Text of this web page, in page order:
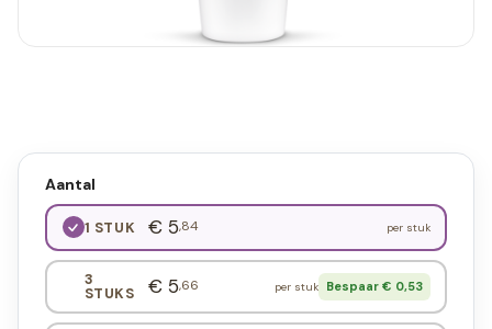
Aantal
1 STUK € 5,84 per stuk
3
STUKS € 5,66 per stuk Bespaar € 0,53